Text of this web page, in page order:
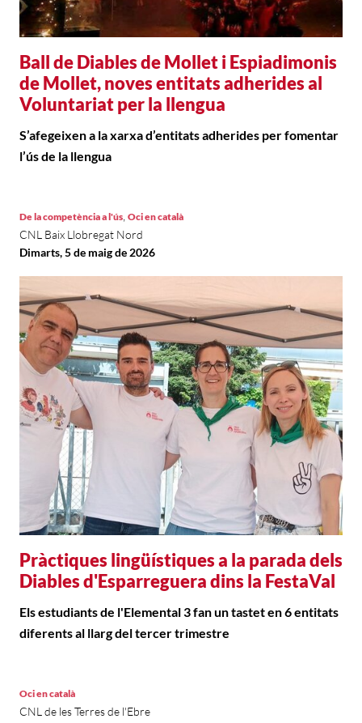
Ball de Diables de Mollet i Espiadimonis
de Mollet, noves entitats adherides al
Voluntariat per la llengua
S’afegeixen a la xarxa d’entitats adherides per fomentar
l’ús de la llengua
Pràctiques lingüístiques a la parada dels
Diables d'Esparreguera dins la FestaVal
De la competència a l'ús, Oci en català
CNL Baix Llobregat Nord
Dimarts, 5 de maig de 2026
Els estudiants de l'Elemental 3 fan un tastet en 6 entitats
diferents al llarg del tercer trimestre
Oci en català
CNL de les Terres de l'Ebre